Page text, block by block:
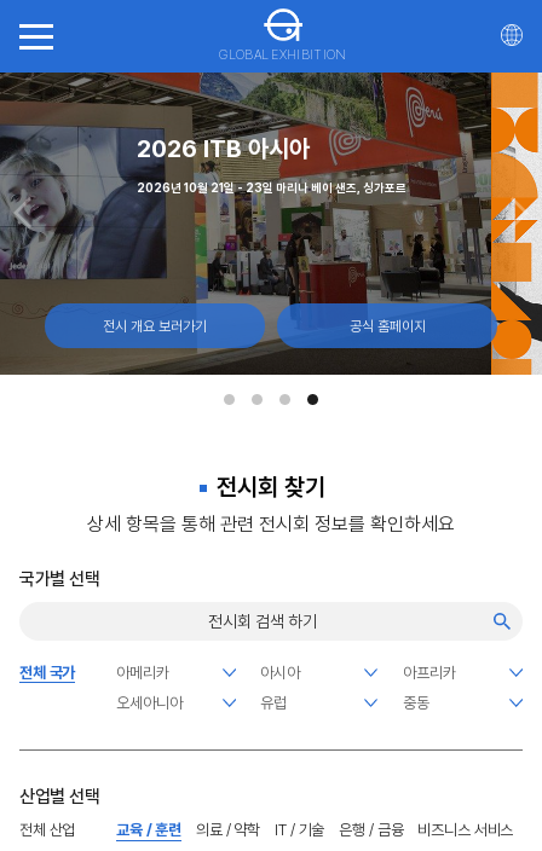
GLOBAL EXHIBITION
스
일, 라스베이거스 컨벤션 센터
전시 개요 보러가기 공식 홈페이지
캐나다 토론토, 엑시비션 플레이스
전시 개요 보러가기 공식 홈페이지
아시아
2026년 10월 21일 - 23일 마리나 베이 샌즈, 싱가포르
전시 개요 보러가기 공식 홈페이지
2026 국제 관광 및 여행 박
2026년 10월 30일 - 11월 1일, 몬트리올 캐나다
전시 개요 보러가기 공식 홈페이지
전시회 찾기
상세 항목을 통해 관련 전시회 정보를 확인하세요
국가별 선택
전체 국가
산업별 선택
전체 산업 교육 / 훈련 의료 / 약학 IT / 기술 은행 / 금융
비즈니스 서비스